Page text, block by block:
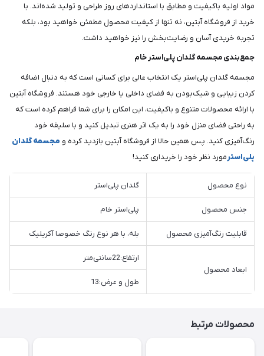
مواد اولیه باکیفیت و مطابق با استانداردهای روز طراحی و تولید شده‌اند. با
خرید از فروشگاه آبتین، نه تنها از کیفیت محصول مطمئن خواهید بود، بلکه
تجربه خریدی آسان و رضایت‌بخش را نیز خواهید داشت.
جمع‌بندی مجسمه گلدان پلی‌استر خام
مجسمه گلدان پلی‌استر یک انتخاب عالی برای کسانی است که به دنبال اضافه
کردن زیبایی و شیک‌بودن به فضای داخلی یا خارجی خود هستند. فروشگاه آبتین
با ارائه محصولات متنوع و باکیفیت، این امکان را برای شما فراهم کرده است که
به راحتی فضای منزل خود را به یک اثر هنری تبدیل کنید و با سلیقه خود
رنگ‌آمیزی کنید. پس همین حالا از فروشگاه آبتین بازدید کرده و مجسمه گلدان
پلی‌استرمورد نظر خود را خریداری کنید!
نوع محصول گلدان پلی‌استر
جنس محصول پلی‌استر خام
قابلیت رنگ‌آمیزی محصول بله، با هر نوع رنگ خصوصا آکریلیک
ابعاد محصول
ارتفاع:22سانتی‌متر
طول و عرض:13
محصولات مرتبط